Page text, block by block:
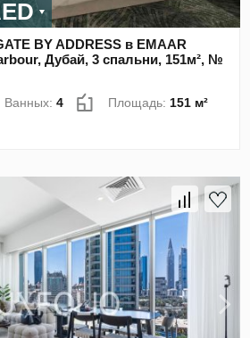
BY ADDRESS в EMAAR
Дубай, 3 спальни, 151м², №
Ванных:4 Площадь: 151 м²